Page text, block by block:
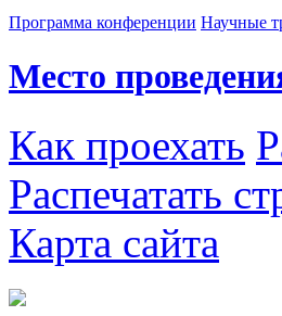
Программа конференции Научные
Место
Как проехать
Распечатать
Карта сайта